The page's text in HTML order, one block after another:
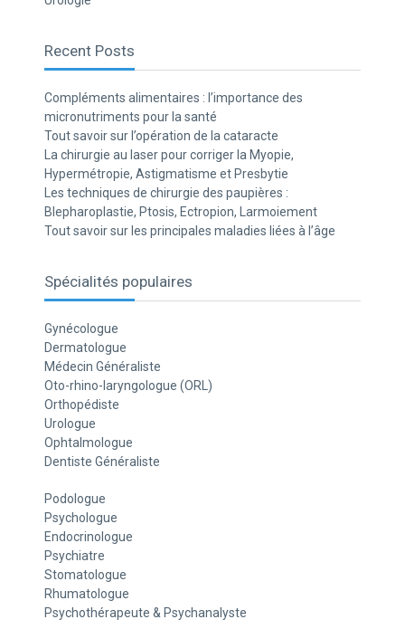
Recent Posts
Compléments alimentaires : l’importance des
micronutriments pour la santé
Tout savoir sur l’opération de la cataracte
La chirurgie au laser pour corriger la Myopie,
Hypermétropie, Astigmatisme et Presbytie
Les techniques de chirurgie des paupières :
Blepharoplastie, Ptosis, Ectropion, Larmoiement
Tout savoir sur les principales maladies liées à l’âge
Spécialités populaires
Gynécologue
Dermatologue
Médecin Généraliste
Oto-rhino-laryngologue (ORL)
Orthopédiste
Urologue
Ophtalmologue
Dentiste Généraliste
Podologue
Psychologue
Endocrinologue
Psychiatre
Stomatologue
Rhumatologue
Psychothérapeute & Psychanalyste